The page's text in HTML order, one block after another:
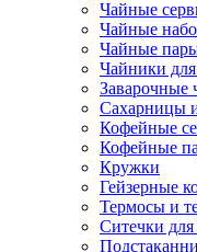
Чайные
Чайные
Чайные
Чайники
Заварочные
Сахарницы
Кофейные
Кофейные
Кружки
Гейзерные
Термосы и
Ситечки для